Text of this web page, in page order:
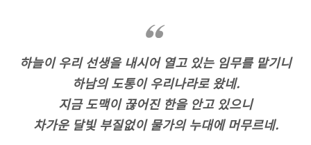
하늘이 우리 선생을 내시어 열고 있는 임무를 맡기니
하남의 도통이 우리나라로 왔네.
지금 도맥이 끊어진 한을 안고 있으니
차가운 달빛 부질없이 물가의 누대에 머무르네.